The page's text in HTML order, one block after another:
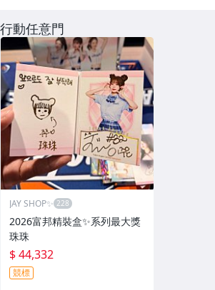
行動任意門
JAY SHOP✨
2026富邦精裝盒✨系列最大獎
珠珠
$ 44,332
競標